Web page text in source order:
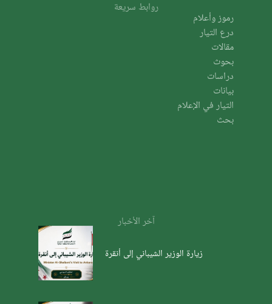
روابط سريعة
رموز وأعلام
درع التيار
مقالات
بحوث
دراسات
بيانات
التيار في الإعلام
بحث
آخر الأخبار
زيارة الوزير الشيباني إلى أنقرة